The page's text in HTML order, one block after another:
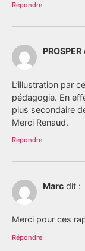
Répondre
PROSPER
L’illustration par
pédagogie. En
plus secondaire
Merci Renaud.
Répondre
Marc dit :
Merci pour ces
Répondre